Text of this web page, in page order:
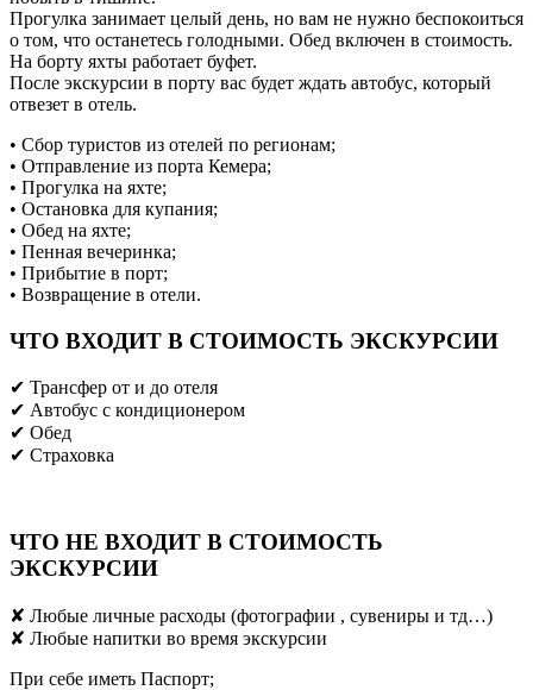
Прогулка занимает целый день, но вам не нужно беспокоиться
о том, что останетесь голодными. Обед включен в стоимость.
На борту яхты работает буфет.
После экскурсии в порту вас будет ждать автобус, который
отвезет в отель.
• Сбор туристов из отелей по регионам;
• Отправление из порта Кемера;
• Прогулка на яхте;
• Остановка для купания;
• Обед на яхте;
• Пенная вечеринка;
• Прибытие в порт;
• Возвращение в отели.
ЧТО ВХОДИТ В СТОИМОСТЬ ЭКСКУРСИИ
✔ Трансфер от и до отеля
✔ Aвтобус с кондиционером
✔ Обед
✔ Страховка
ЧТО НЕ ВХОДИТ В СТОИМОСТЬ
ЭКСКУРСИИ
✘ Любые личные расходы (фотографии , сувениры и тд…)
✘ Любые напитки во время экскурсии
При себе иметь Паспорт;